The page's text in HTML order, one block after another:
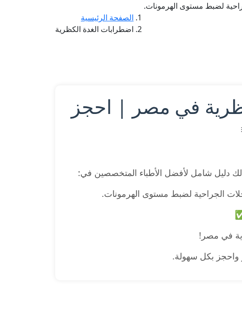
لضبط مستوى الهرمونات.
الصفحة الرئيسية
اضطرابات الغدة الكظرية
في مصر | احجز
دليل شامل لأفضل الأطباء المتخصصين في:
الجراحية لضبط مستوى الهرمونات.
في مصر!
واحجز بكل سهولة.